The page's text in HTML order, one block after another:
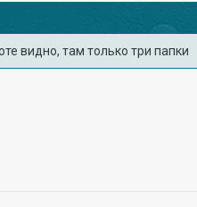
видно, там только три папки